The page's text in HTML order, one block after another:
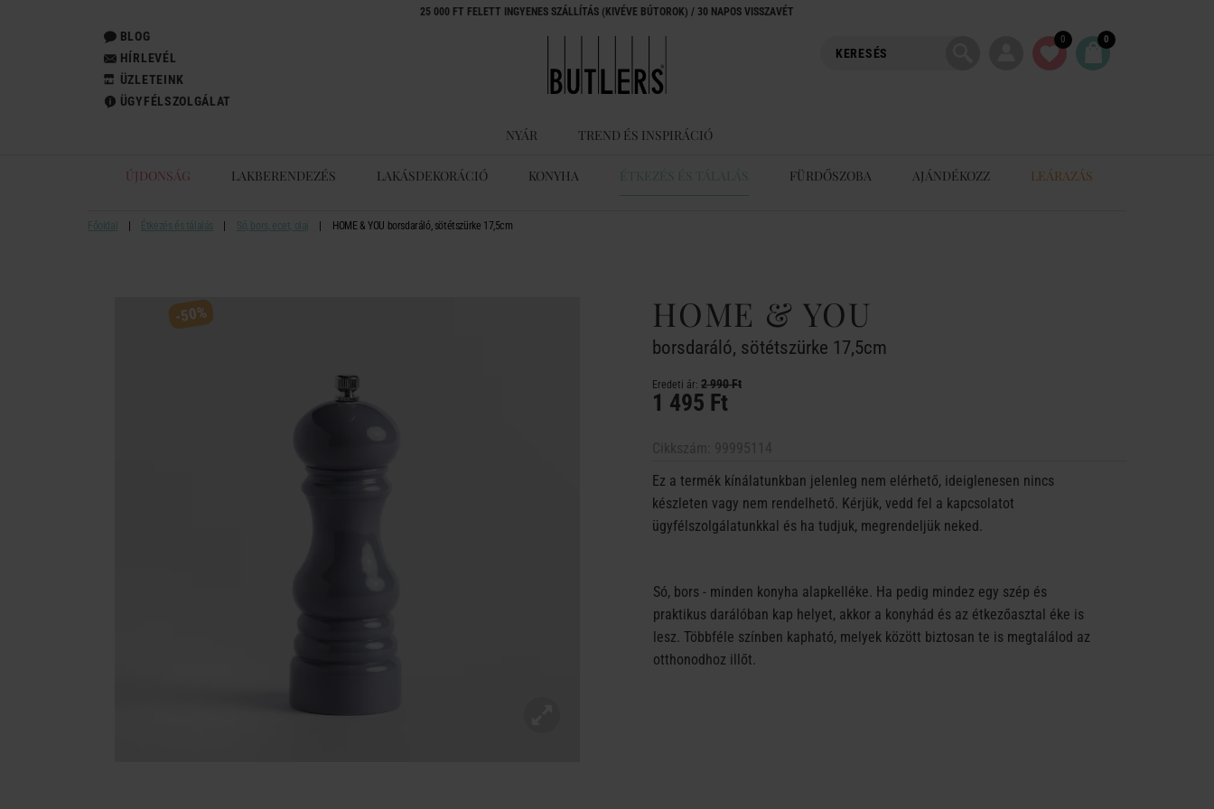
25 000 FT FELETT INGYENES SZÁLLÍTÁS (KIVÉVE BÚTOROK) / 30 NAPOS VISSZAVÉT
BLOG
HÍRLEVÉL
ÜZLETEINK
ÜGYFÉLSZOLGÁLAT
0 0
NYÁR TREND ÉS INSPIRÁCIÓ
ÚJDONSÁG LAKBERENDEZÉS LAKÁSDEKORÁCIÓ KONYHA ÉTKEZÉS ÉS TÁLALÁS FÜRDŐSZOBA AJÁNDÉKOZZ LEÁRAZÁS
Főoldal Étkezés és tálalás Só, bors, ecet, olaj HOME & YOU borsdaráló, sötétszürke 17,5cm
-50% HOME & YOU
borsdaráló, sötétszürke 17,5cm
Eredeti ár: 2 990 Ft
1 495 Ft
Ez a termék kínálatunkban jelenleg nem elérhető, ideiglenesen nincs
készleten vagy nem rendelhető. Kérjük, vedd fel a kapcsolatot
ügyfélszolgálatunkkal és ha tudjuk, megrendeljük neked.
Só, bors - minden konyha alapkelléke. Ha pedig mindez egy szép és
praktikus darálóban kap helyet, akkor a konyhád és az étkezőasztal éke is
lesz. Többféle színben kapható, melyek között biztosan te is megtalálod az
otthonodhoz illőt.